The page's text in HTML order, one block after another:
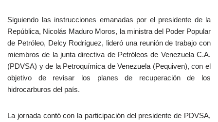
Siguiendo las instrucciones emanadas por el presidente de la
República, Nicolás Maduro Moros, la ministra del Poder Popular
de Petróleo, Delcy Rodríguez, lideró una reunión de trabajo con
miembros de la junta directiva de Petróleos de Venezuela C.A.
(PDVSA) y de la Petroquímica de Venezuela (Pequiven), con el
objetivo de revisar los planes de recuperación de los
hidrocarburos del país.
La jornada contó con la participación del presidente de PDVSA,